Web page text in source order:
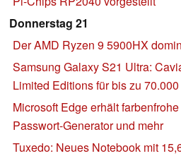
Donnerstag 21
Der AMD Ryzen 9 5900HX
Samsung Galaxy S21 Ultra:
Limited Editions für bis zu
Microsoft Edge erhält
Passwort-Generator und mehr
Tuxedo: Neues Notebook mit